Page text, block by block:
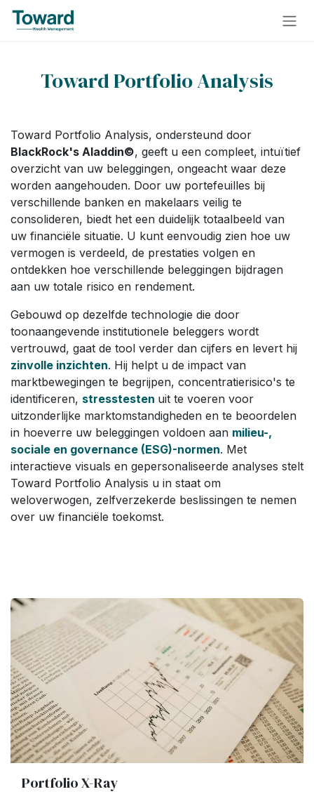
Overslaan naar inhoud
Toward Portfolio Analysis
Toward Portfolio Analysis, ondersteund door
BlackRock's Aladdin©, geeft u een compleet, intuïtief
overzicht van uw beleggingen, ongeacht waar deze
worden aangehouden. Door uw portefeuilles bij
verschillende banken en makelaars veilig te
consolideren, biedt het een duidelijk totaalbeeld van
uw financiële situatie. U kunt eenvoudig zien hoe uw
vermogen is verdeeld, de prestaties volgen en
ontdekken hoe verschillende beleggingen bijdragen
aan uw totale risico en rendement.
Gebouwd op dezelfde technologie die door
toonaangevende institutionele beleggers wordt
vertrouwd, gaat de tool verder dan cijfers en levert hij
zinvolle inzichten. Hij helpt u de impact van
marktbewegingen te begrijpen, concentratierisico's te
identificeren, stresstesten uit te voeren voor
uitzonderlijke marktomstandigheden en te beoordelen
in hoeverre uw beleggingen voldoen aan milieu-,
sociale en governance (ESG)-normen. Met
interactieve visuals en gepersonaliseerde analyses stelt
Toward Portfolio Analysis u in staat om
weloverwogen, zelfverzekerde beslissingen te nemen
over uw financiële toekomst.
Portfolio X-Ray